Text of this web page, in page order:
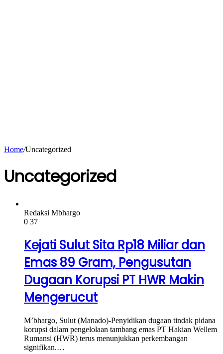
Home/Uncategorized
Uncategorized
Redaksi Mbhargo
0 37
Kejati Sulut Sita Rp18 Miliar dan
Emas 89 Gram, Pengusutan
Dugaan Korupsi PT HWR Makin
Mengerucut
M’bhargo, Sulut (Manado)-Penyidikan dugaan tindak pidana
korupsi dalam pengelolaan tambang emas PT Hakian Wellem
Rumansi (HWR) terus menunjukkan perkembangan
signifikan.…